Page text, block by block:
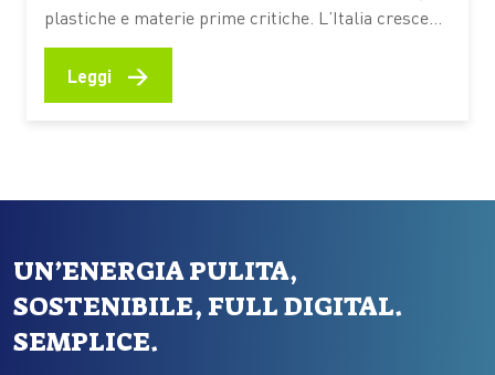
plastiche e materie prime critiche. L’Italia cresce
nella raccolta. Intanto l’Europa prepara nuove
regole per trasformare i RAEE in risorsa strategica:
Leggi →
UN’ENERGIA PULITA,
SOSTENIBILE, FULL DIGITAL.
SEMPLICE.